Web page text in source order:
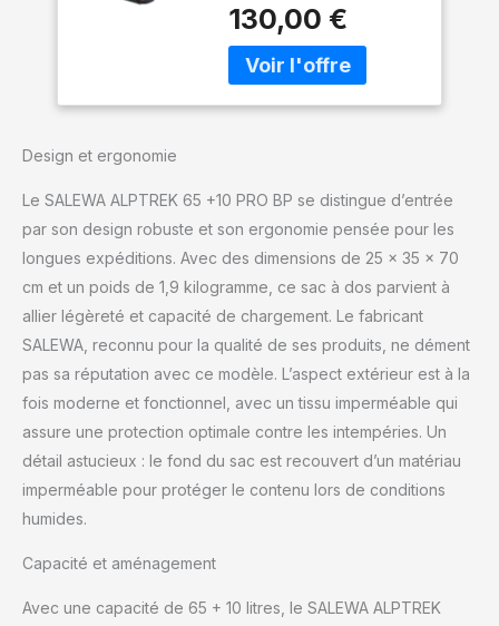
trekking alpin sur
plusieurs jours avec un
volume de 10 litres
130,00 €
Design et ergonomie
Le SALEWA ALPTREK 65 +10 PRO BP se distingue d’entrée
par son design robuste et son ergonomie pensée pour les
longues expéditions. Avec des dimensions de 25 x 35 x 70
cm et un poids de 1,9 kilogramme, ce sac à dos parvient à
allier légèreté et capacité de chargement. Le fabricant
SALEWA, reconnu pour la qualité de ses produits, ne dément
pas sa réputation avec ce modèle. L’aspect extérieur est à la
fois moderne et fonctionnel, avec un tissu imperméable qui
assure une protection optimale contre les intempéries. Un
détail astucieux : le fond du sac est recouvert d’un matériau
imperméable pour protéger le contenu lors de conditions
humides.
Capacité et aménagement
Avec une capacité de 65 + 10 litres, le SALEWA ALPTREK